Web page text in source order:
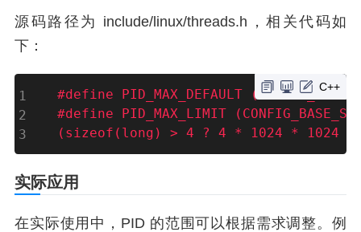
源码路径为 include/linux/threads.h，相关代码如
下：
C++
#define PID_MAX_DEFAULT
#define PID_MAX_LIMIT
(sizeof(long) > 4 ? 4 * 1024 * 1024 :
实际应用
在实际使用中，PID 的范围可以根据需求调整。例